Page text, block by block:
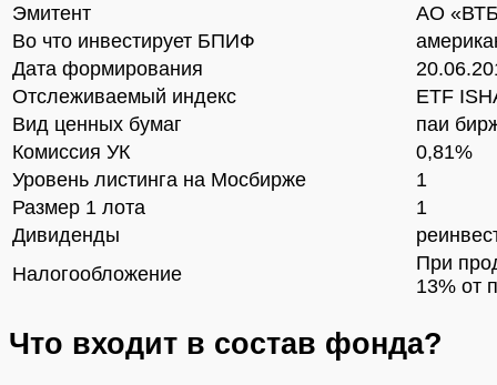
Эмитент
АО
Во что инвестирует БПИФ
Дата формирования
Отслеживаемый индекс
ETF
Вид ценных бумаг
паи
Комиссия УК
0,81%
Уровень листинга на Мосбирже
1
Размер 1 лота
1
Дивиденды
Налогообложение
При
13% от
Что входит в состав фонда?